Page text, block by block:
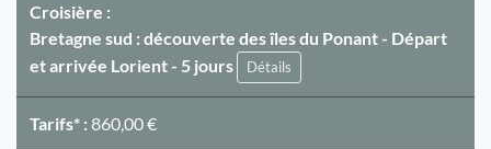
Croisière :
Bretagne sud : découverte des îles du Ponant - Départ
et arrivée Lorient - 5 jours
Détails
Tarifs* : 860,00 €